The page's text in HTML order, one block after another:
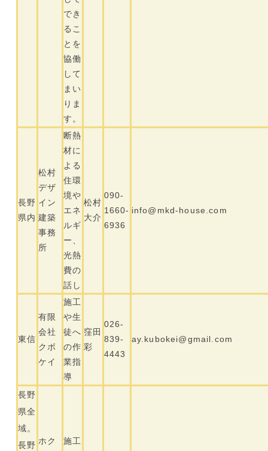
でき
るこ
とを
協働
して
まい
りま
す。
長野
県内
松村
デザ
イン
建築
事務
所
断熱
材に
よる
住環
境や
エネ
ルギ
ー、
光熱
費の
話し
松村
大介
090-
1660-
6936
info@mkd-house.com
東信
有限
会社
クボ
ケイ
施工
や生
徒へ
の作
業指
導
窪田
彩
026-
839-
4443
ay.kubokei@gmail.com
長野
県全
域。
長野 ホク
施工